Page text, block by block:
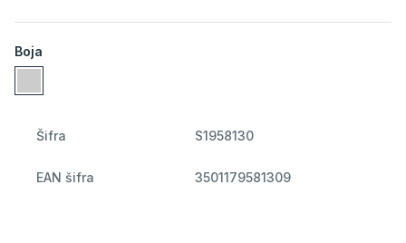
Boja
Šifra S1958130
EAN šifra 3501179581309